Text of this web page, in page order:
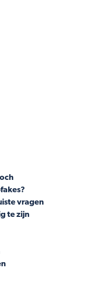
vragen
te zijn